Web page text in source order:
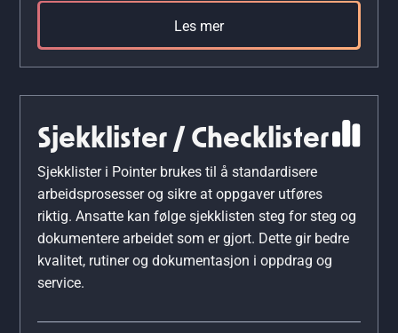
Les mer
Sjekklister / Checklister
Sjekklister i Pointer brukes til å standardisere
arbeidsprosesser og sikre at oppgaver utføres
riktig. Ansatte kan følge sjekklisten steg for steg og
dokumentere arbeidet som er gjort. Dette gir bedre
kvalitet, rutiner og dokumentasjon i oppdrag og
service.